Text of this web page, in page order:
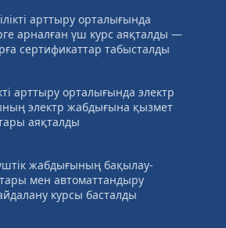
арттыру орталығында
арналған үш курс аяқталды —
сертификаттар табысталды
арттыру орталығында электр
электр жабдығына қызмет
аяқталды
жабдығының бақылау-
мен автоматтандыру
курсы басталды